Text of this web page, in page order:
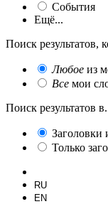
События
Ещё...
Поиск результатов,
Любое из
Все мои
Поиск результатов
Заголовки
Только
RU
EN